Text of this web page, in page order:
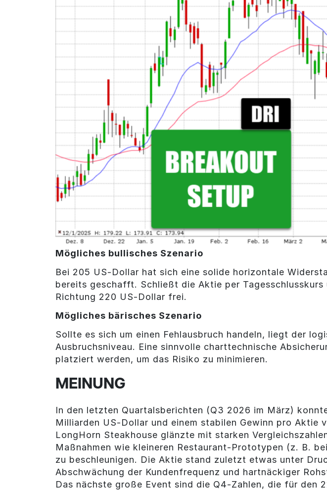
Mögliches bullisches Szenario
Bei 205 US-Dollar hat sich eine solide horizontale
bereits geschafft. Schließt die Aktie per
Richtung 220 US-Dollar frei.
Mögliches bärisches Szenario
Sollte es sich um einen Fehlausbruch handeln, liegt der
Ausbruchsniveau. Eine sinnvolle charttechnische
platziert werden, um das Risiko zu minimieren.
MEINUNG
In den letzten Quartalsberichten (Q3 2026 im März)
Milliarden US-Dollar und einem stabilen Gewinn pro Aktie
LongHorn Steakhouse glänzte mit starken
Maßnahmen wie kleineren Restaurant-Prototypen (z. B.
zu beschleunigen. Die Aktie stand zuletzt etwas unter
Abschwächung der Kundenfrequenz und hartnäckiger
Das nächste große Event sind die Q4-Zahlen, die für den